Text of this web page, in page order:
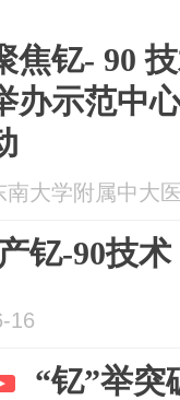
焦钇- 90
办示范中
南大学附属中大
钇-90技术
16
“钇”举突